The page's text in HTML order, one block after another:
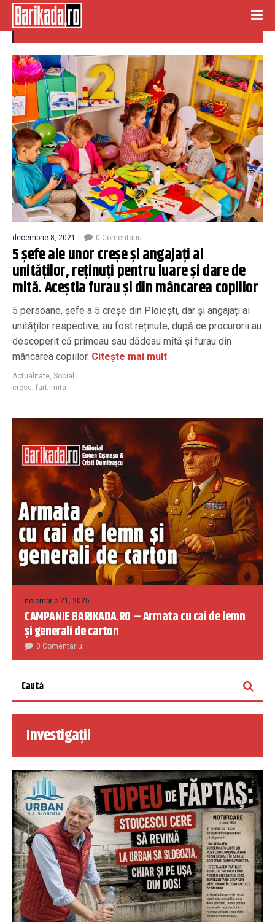
crese
decembrie 8, 2021 0 Comentariu
5 șefe ale unor creșe și angajați ai
unităților, reținuți pentru luare și dare de
mită. Aceștia furau și din mâncarea copiilor
5 persoane, șefe a 5 creșe din Ploiești, dar și angajați ai
unităților respective, au fost reținute, după ce procurorii au
descoperit că primeau sau dădeau mită și furau din
mâncarea copiilor. Citește mai mult
Actualitate, Social
crese, furt, mita
noiembrie 21, 2025
CAMPANIE BARIKADA.RO – Armata cu cai de lemn
și generali de carton
0 Comentariu
Investigații